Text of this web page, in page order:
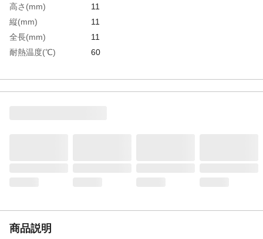
高さ(mm)
11
縦(mm)
11
全長(mm)
11
耐熱温度(℃)
60
生産国
デンマーク
商品説明